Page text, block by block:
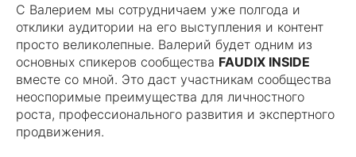
С Валерием мы сотрудничаем уже полгода и
отклики аудитории на его выступления и контент
просто великолепные. Валерий будет одним из
основных спикеров сообщества FAUDIX INSIDE
вместе со мной. Это даст участникам сообщества
неоспоримые преимущества для личностного
роста, профессионального развития и экспертного
продвижения.